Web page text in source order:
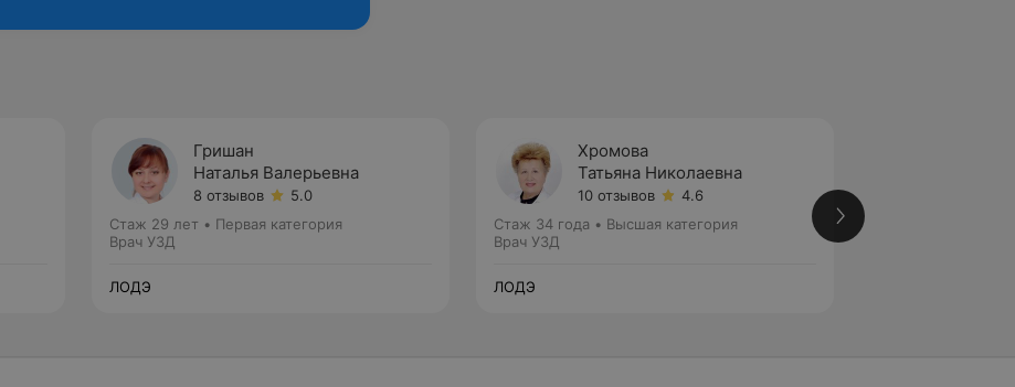
Гришан
Наталья Валерьевна
8 отзывов
5.0
Стаж 29 лет • Первая категория
Врач УЗД
ЛОДЭ
Хромова
Татьяна Николаевна
10 отзывов
4.6
Стаж 34 года • Высшая категория
Врач УЗД
ЛОДЭ